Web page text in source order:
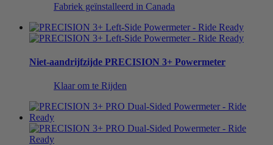
Fabriek geïnstalleerd in Canada
Niet-aandrijfzijde PRECISION 3+ Powermeter
Klaar om te Rijden